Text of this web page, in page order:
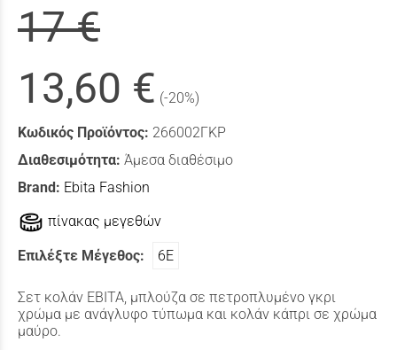
17 €
13,60 € (-20%)
Κωδικός Προϊόντος: 266002ΓΚΡ
Διαθεσιμότητα: Άμεσα διαθέσιμο
Brand: Ebita Fashion
πίνακας μεγεθών
Επιλέξτε Μέγεθος: 6Ε
Σετ κολάν ΕΒΙΤΑ, μπλούζα σε πετροπλυμένο γκρι
χρώμα με ανάγλυφο τύπωμα και κολάν κάπρι σε χρώμα
μαύρο.